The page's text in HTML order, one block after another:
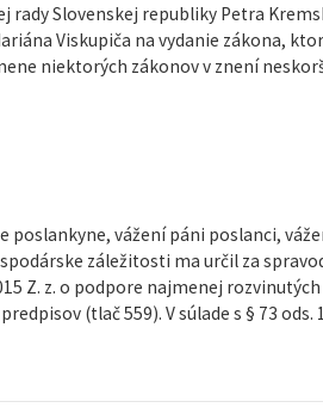
Slovenskej republiky Petra
Viskupiča na vydanie zákona,
niektorých zákonov v znení
poslankyne, vážení páni poslanci,
záležitosti ma určil za
Z. z. o podpore najmenej
(tlač 559). V súlade s § 73 ods.